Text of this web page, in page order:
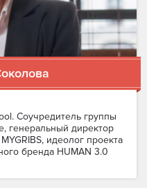
Соучредитель группы
генеральный директор
идеолог проекта
бренда HUMAN 3.0